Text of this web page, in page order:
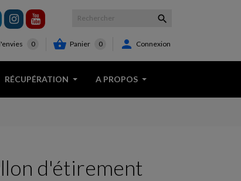

0  Panier 0  Connexion
RÉCUPÉRATION A PROPOS
d'étirement